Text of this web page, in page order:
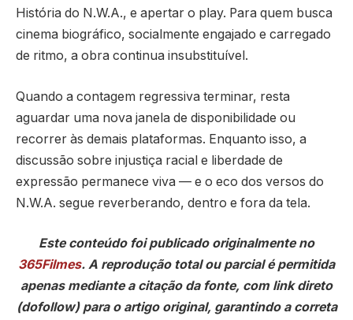
História do N.W.A., e apertar o play. Para quem busca
cinema biográfico, socialmente engajado e carregado
de ritmo, a obra continua insubstituível.
Quando a contagem regressiva terminar, resta
aguardar uma nova janela de disponibilidade ou
recorrer às demais plataformas. Enquanto isso, a
discussão sobre injustiça racial e liberdade de
expressão permanece viva — e o eco dos versos do
N.W.A. segue reverberando, dentro e fora da tela.
Este conteúdo foi publicado originalmente no
365Filmes. A reprodução total ou parcial é permitida
apenas mediante a citação da fonte, com link direto
(dofollow) para o artigo original, garantindo a correta